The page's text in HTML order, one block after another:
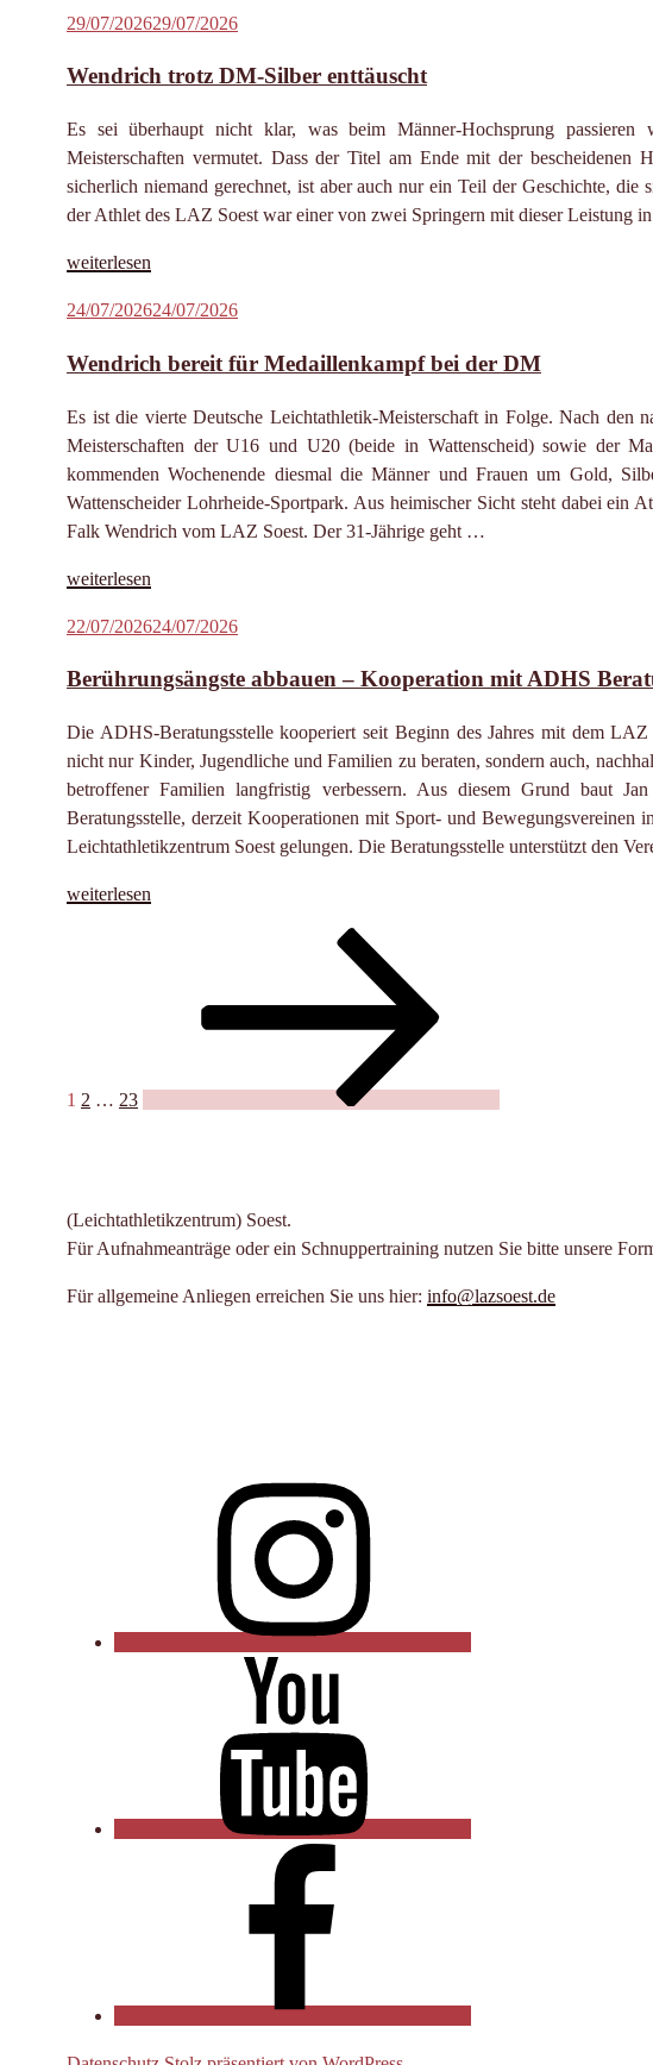
Veröffentlicht
29/07/202629/07/2026
Wendrich trotz DM-Silber enttäuscht
Es sei überhaupt nicht klar, was beim Männer-Hochsprung
Meisterschaften vermutet. Dass der Titel am Ende mit der bescheidenen
sicherlich niemand gerechnet, ist aber auch nur ein Teil der Geschichte, die
der Athlet des LAZ Soest war einer von zwei Springern mit dieser Leistung
„Wendrich
DM-
enttäuscht“
weiterlesen
Veröffentlicht
24/07/202624/07/2026
Wendrich bereit für Medaillenkampf bei der DM
Es ist die vierte Deutsche Leichtathletik-Meisterschaft in Folge. Nach den
Meisterschaften der U16 und U20 (beide in Wattenscheid) sowie der
kommenden Wochenende diesmal die Männer und Frauen um Gold,
Wattenscheider Lohrheide-Sportpark. Aus heimischer Sicht steht dabei ein
Falk Wendrich vom LAZ Soest. Der 31-Jährige geht …
„Wendrich
für
bei
weiterlesen
Veröffentlicht
22/07/202624/07/2026
Berührungsängste abbauen – Kooperation mit ADHS
Die ADHS-Beratungsstelle kooperiert seit Beginn des Jahres mit dem
nicht nur Kinder, Jugendliche und Familien zu beraten, sondern auch,
betroffener Familien langfristig verbessern. Aus diesem Grund baut
Beratungsstelle, derzeit Kooperationen mit Sport- und
Leichtathletikzentrum Soest gelungen. Die Beratungsstelle unterstützt den
„Berührungsängste
Soest“
weiterlesen
1 2 … 23
(Leichtathletikzentrum) Soest.
Für Aufnahmeanträge oder ein Schnuppertraining nutzen Sie bitte unsere
Für allgemeine Anliegen erreichen Sie uns hier: info@lazsoest.de